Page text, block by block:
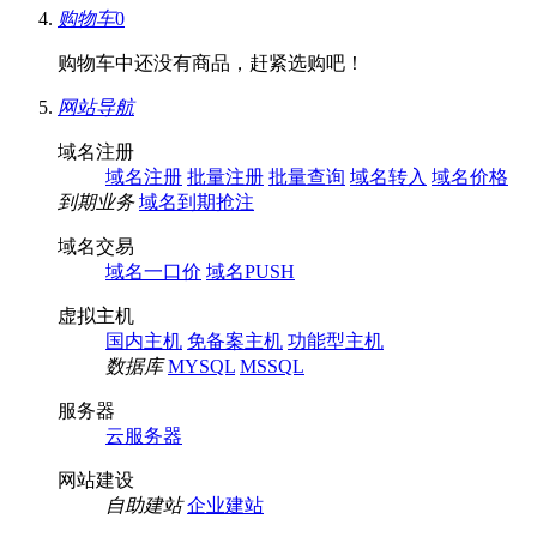
购物车0
购物车中还没有商品，赶紧选购吧！
网站导航
域名注册
域名注册 批量注册 批量查询 域名转入 域名价格
到期业务 域名到期抢注
域名交易
域名一口价 域名PUSH
虚拟主机
国内主机 免备案主机 功能型主机
数据库 MYSQL MSSQL
服务器
云服务器
网站建设
自助建站 企业建站